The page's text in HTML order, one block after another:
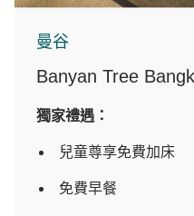
曼谷
Banyan Tree
獨家禮遇：
兒童尊享免費加床
免費早餐